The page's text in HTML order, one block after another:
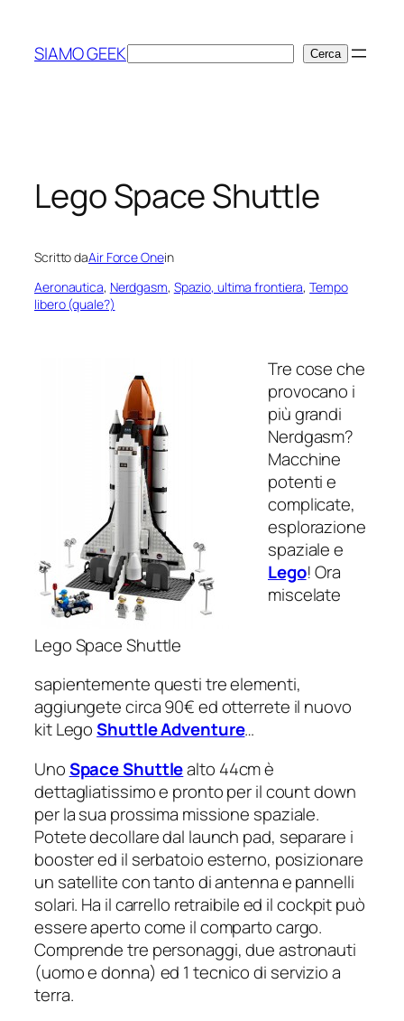
contenuto
SIAMO GEEKCerca Cerca
Lego Space Shuttle
Scritto daAir Force Onein
Aeronautica, Nerdgasm, Spazio, ultima frontiera, Tempo
libero (quale?)
Lego Space Shuttle
Tre cose che
provocano i
più grandi
Nerdgasm?
Macchine
potenti e
complicate,
esplorazione
spaziale e
Lego! Ora
miscelate
sapientemente questi tre elementi,
aggiungete circa 90€ ed otterrete il nuovo
kit LegoShuttle Adventure…
UnoSpace Shuttlealto 44cm è
dettagliatissimo e pronto per il count down
per la sua prossima missione spaziale.
Potete decollare dal launch pad, separare i
booster ed il serbatoio esterno, posizionare
un satellite con tanto di antenna e pannelli
solari. Ha il carrello retraibile ed il cockpit può
essere aperto come il comparto cargo.
Comprende tre personaggi, due astronauti
(uomo e donna) ed 1 tecnico di servizio a
terra.